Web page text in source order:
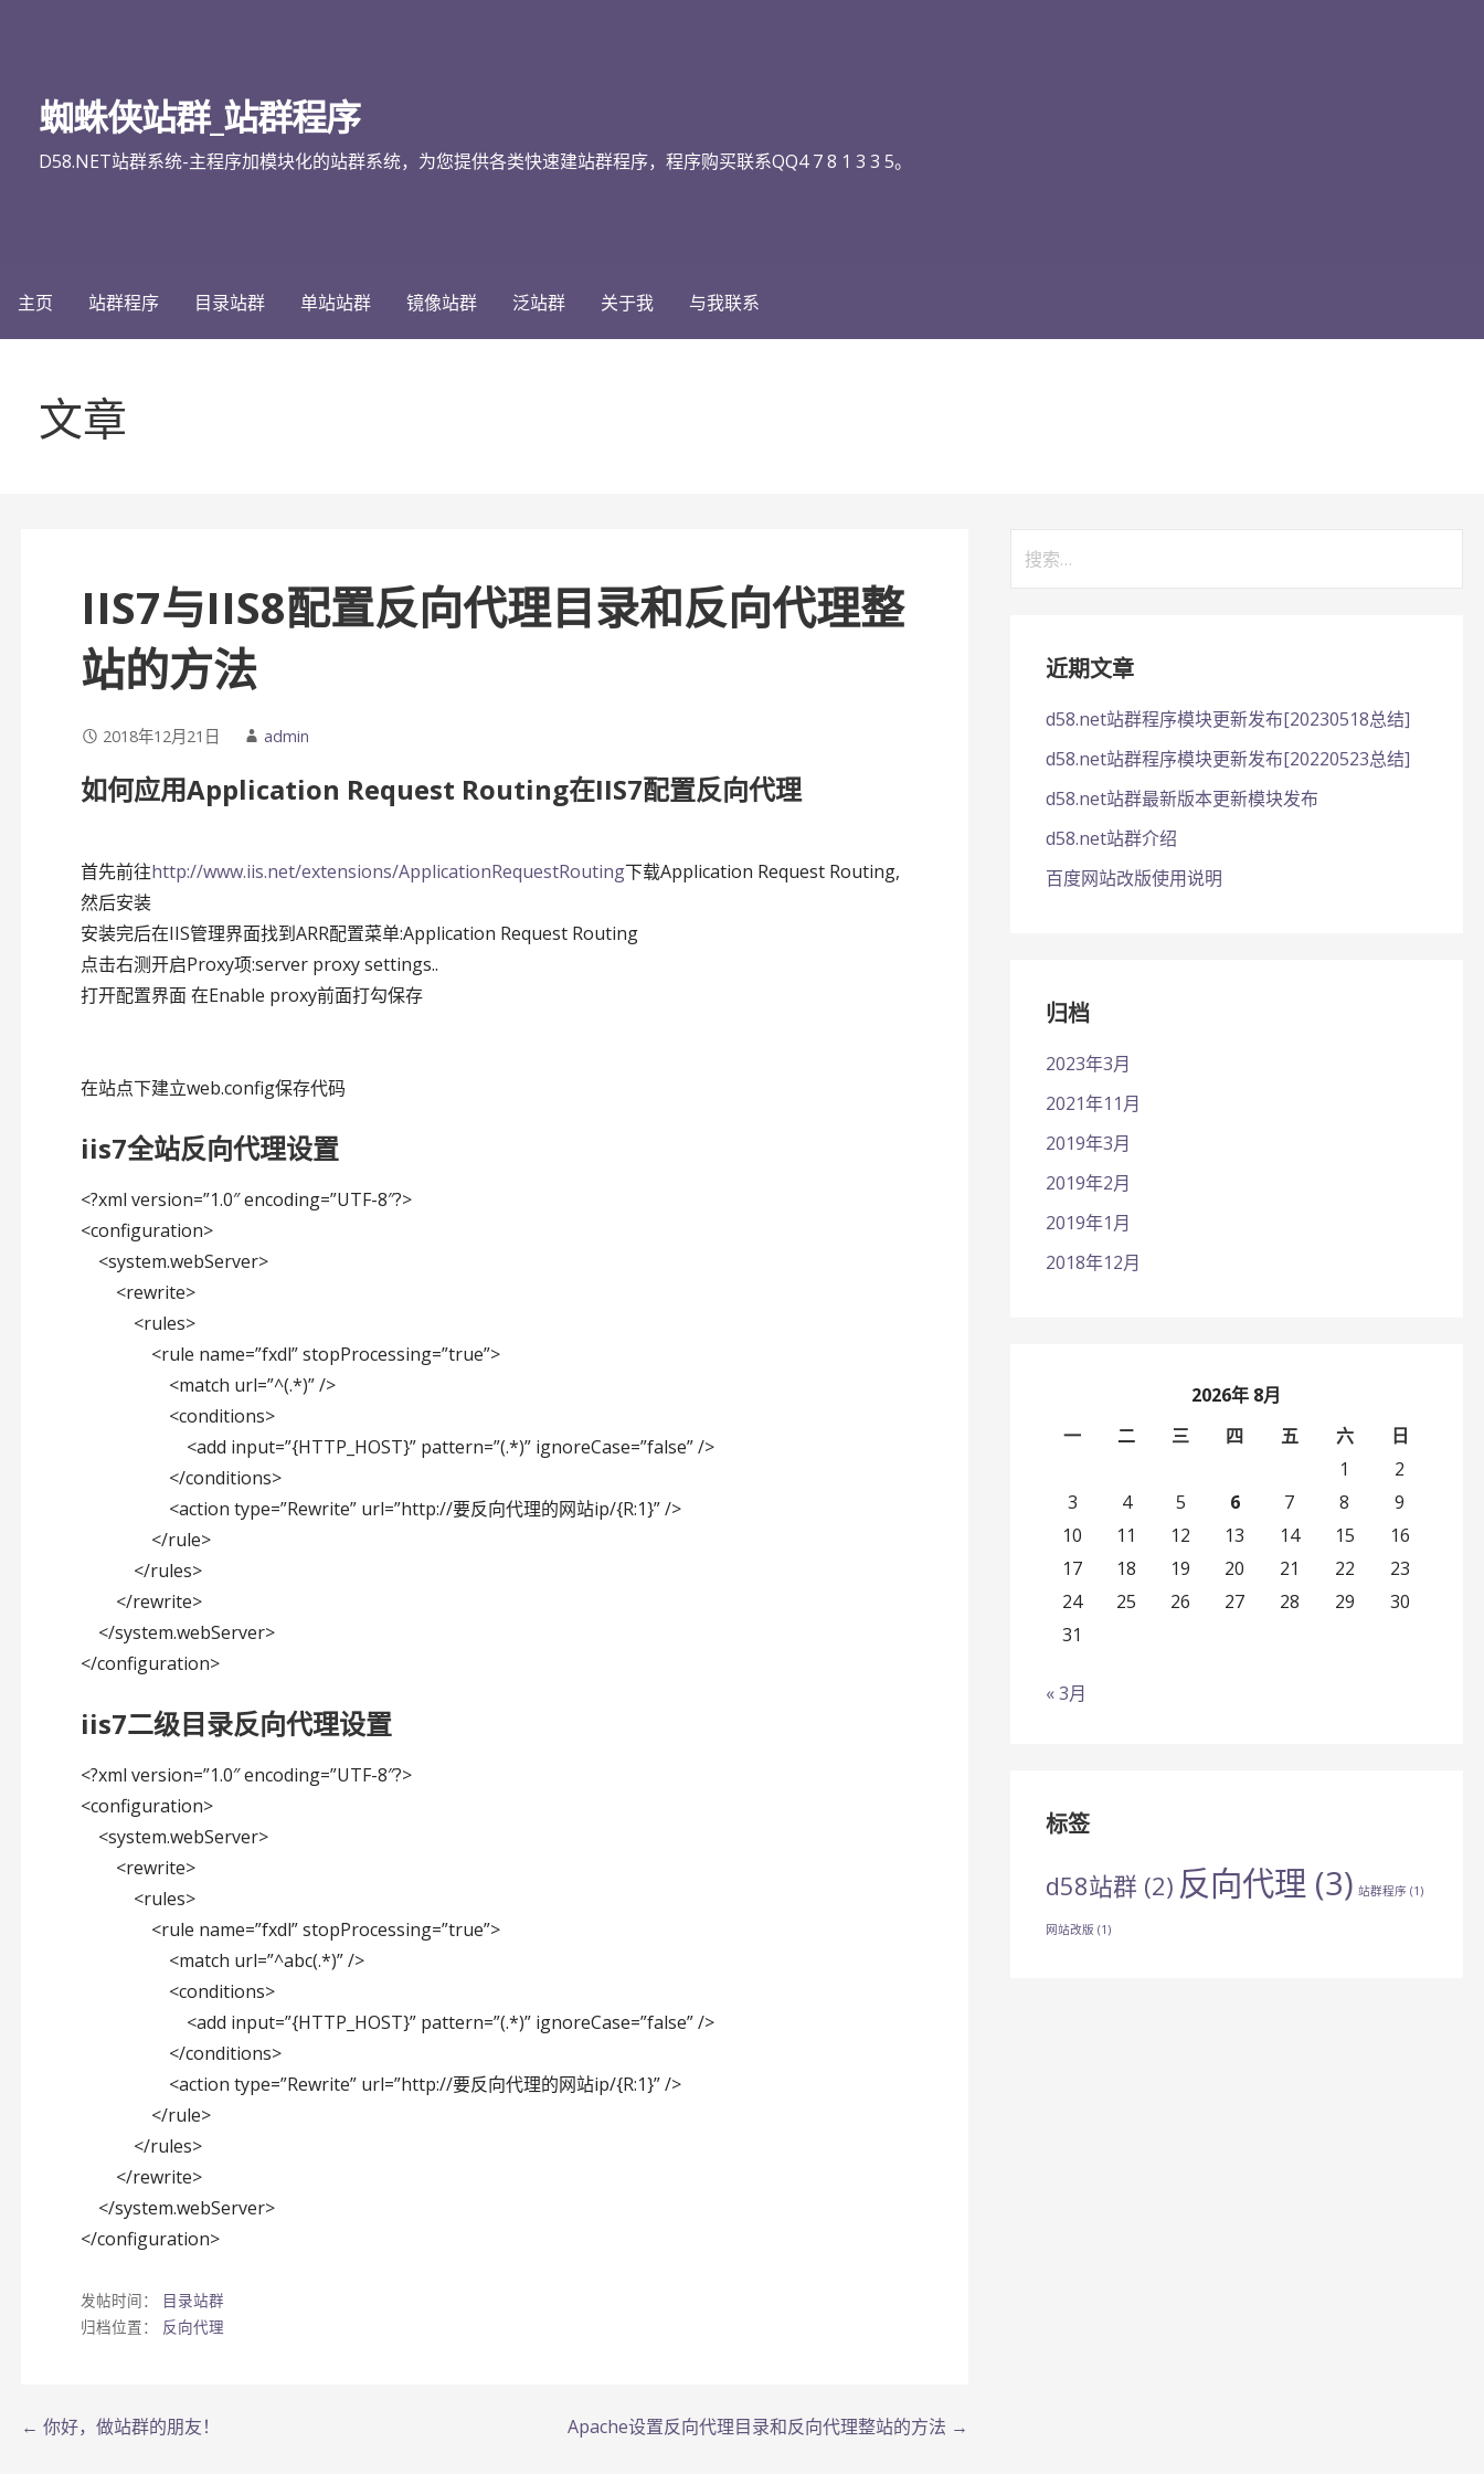
蜘蛛侠站群_站群程序
D58.NET站群系统-主程序加模块化的站群系统，为您提供各类快速建站群程序，程序购买联系QQ4 7 8 1 3 3 5。
主页 站群程序 目录站群 单站站群 镜像站群 泛站群 关于我 与我联系
文章
IIS7与IIS8配置反向代理目录和反向代理整
站的方法
2018年12月21日 admin
如何应用Application Request Routing在IIS7配置反向代理
首先前往http://www.iis.net/extensions/ApplicationRequestRouting下载Application Request Routing,
然后安装
安装完后在IIS管理界面找到ARR配置菜单:Application Request Routing
点击右测开启Proxy项:server proxy settings..
打开配置界面 在Enable proxy前面打勾保存
在站点下建立web.config保存代码
iis7全站反向代理设置
<?xml version=”1.0″ encoding=”UTF-8″?>
<configuration>
<system.webServer>
<rewrite>
<rules>
<rule name=”fxdl” stopProcessing=”true”>
<match url=”^(.*)” />
<conditions>
<add input=”{HTTP_HOST}” pattern=”(.*)” ignoreCase=”false” />
</conditions>
<action type=”Rewrite” url=”http://要反向代理的网站ip/{R:1}” />
</rule>
</rules>
</rewrite>
</system.webServer>
</configuration>
iis7二级目录反向代理设置
<?xml version=”1.0″ encoding=”UTF-8″?>
<configuration>
<system.webServer>
<rewrite>
<rules>
<rule name=”fxdl” stopProcessing=”true”>
<match url=”^abc(.*)” />
<conditions>
<add input=”{HTTP_HOST}” pattern=”(.*)” ignoreCase=”false” />
</conditions>
<action type=”Rewrite” url=”http://要反向代理的网站ip/{R:1}” />
</rule>
</rules>
</rewrite>
</system.webServer>
</configuration>
发帖时间：
目录站群
归档位置： 反向代理
文
← 你好，做站群的朋友！ Apache设置反向代理目录和反向代理整站的方法 →
索：
近期文章
d58.net站群程序模块更新发布[20230518总结]
d58.net站群程序模块更新发布[20220523总结]
d58.net站群最新版本更新模块发布
d58.net站群介绍
百度网站改版使用说明
归档
2023年3月
2021年11月
2019年3月
2019年2月
2019年1月
2018年12月
2026年 8月
一
二 三 四 五 六
日
1
2
3
4 5 6 7 8
9
10
11 12 13 14 15
16
17
18 19 20 21 22
23
24
25 26 27 28 29
30
31
« 3月
标签
d58站群 (2) 反向代理(3) 站群程序 (1)
网站改版 (1)